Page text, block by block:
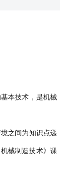
本技术，是机械
之间为知识点递
械制造技术》课